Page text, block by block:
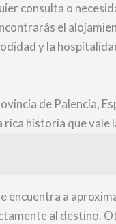
consulta o
el
y la
de Palencia,
historia que vale
encuentra a
al destino.